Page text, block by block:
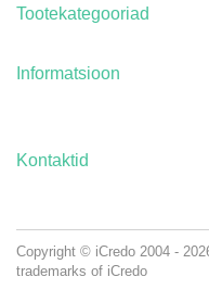
Tootekategooriad
Informatsioon
Kontaktid
Copyright © iCredo 2004 -
trademarks of iCredo